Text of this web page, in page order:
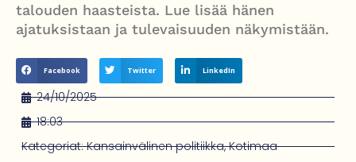
12 kuollut laskuvarjohyppykoneen onnettomuudessa Missourissa –
mitä tiedetään traagisesta turmasta
talouden haasteista. Lue lisää hänen
ajatuksistaan ja tulevaisuuden näkymistään.
Facebook Twitter LinkedIn
24/10/2025
18:03
Kategoriat: Kansainvälinen politiikka,Kotimaa